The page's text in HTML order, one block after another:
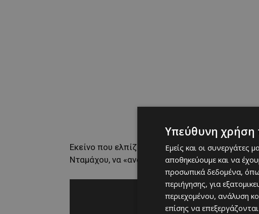
Εκείνο που ελπίζουν, είναι να καταφέρουν οι
Νταμάχου, να «ανακαλύψουν» παίχτες σαν τον
Υπεύθυνη χρήση
Εμείς και οι συνεργάτες
αποθηκεύουμε και να
προσωπικά δεδομένα,
περιήγησης, για
περιεχομένου, ανάλυση
επίσης να